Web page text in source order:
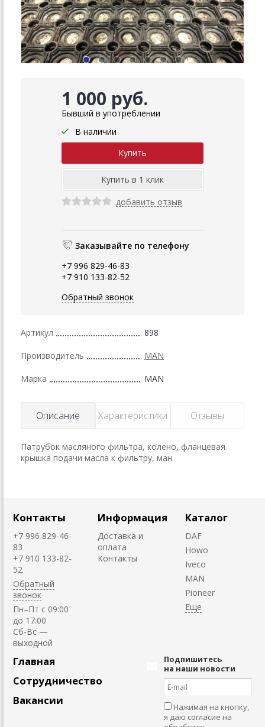
1 000 руб.
Бывший в употреблении
В наличии
добавить отзыв
Заказывайте по телефону
+7 996 829-46-83
+7 910 133-82-52
Обратный звонок
Артикул 898
Производитель MAN
Марка MAN
Описание Характеристики Отзывы
Патрубок масляного фильтра, колено, фланцевая
крышка подачи масла к фильтру, ман.
Контакты
+7 996 829-46-
83
+7 910 133-82-
52
Обратный
звонок
Пн–Пт с 09:00
до 17:00
Cб-Вс —
выходной
Информация
Доставка и
оплата
Контакты
Каталог
DAF
Howo
Iveco
MAN
Pioneer
Главная
Сотрудничество
Вакансии
Подпишитесь
на наши новости
Нажимая на кнопку,
я даю согласие на